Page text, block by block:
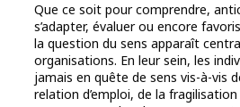
Que ce soit pour comprendre,
s’adapter, évaluer ou encore
la question du sens apparaît
organisations. En leur sein, les
jamais en quête de sens vis-à-vis
relation d’emploi, de la